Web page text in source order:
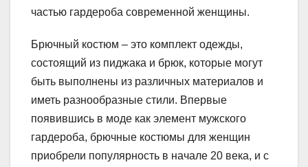
частью гардероба современной женщины.
Брючный костюм – это комплект одежды,
состоящий из пиджака и брюк, которые могут
быть выполнены из различных материалов и
иметь разнообразные стили. Впервые
появившись в моде как элемент мужского
гардероба, брючные костюмы для женщин
приобрели популярность в начале 20 века, и с